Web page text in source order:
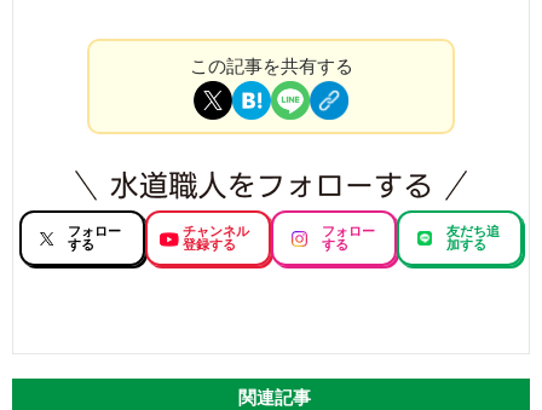
この記事を共有する
フォロー
する
チャンネル
登録する
フォロー
する
友だち追
加する
関連記事